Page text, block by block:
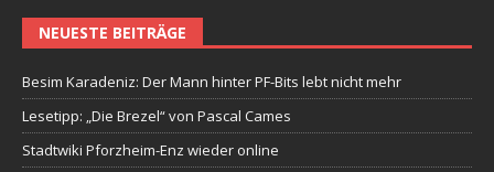
NEUESTE BEITRÄGE
Besim Karadeniz: Der Mann hinter PF-Bits lebt nicht mehr
Lesetipp: „Die Brezel“ von Pascal Cames
Stadtwiki Pforzheim-Enz wieder online